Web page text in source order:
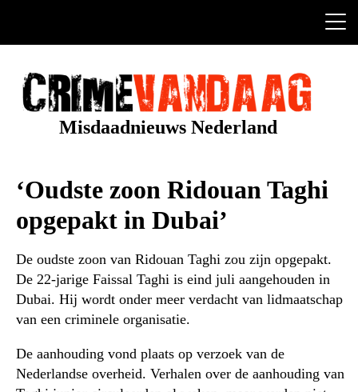
de
Misdaadnieuws Nederland
‘Oudste zoon Ridouan Taghi
opgepakt in Dubai’
De oudste zoon van Ridouan Taghi zou zijn opgepakt.
De 22-jarige Faissal Taghi is eind juli aangehouden in
Dubai. Hij wordt onder meer verdacht van lidmaatschap
van een criminele organisatie.
De aanhouding vond plaats op verzoek van de
Nederlandse overheid. Verhalen over de aanhouding van